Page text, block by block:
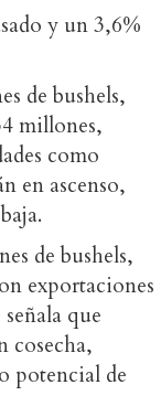
y un 3,6%
de bushels,
millones,
como
en ascenso,
de bushels,
exportaciones
que
cosecha,
potencial de